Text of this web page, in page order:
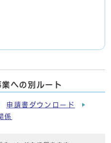
への別ルート
申請書ダウンロード
係